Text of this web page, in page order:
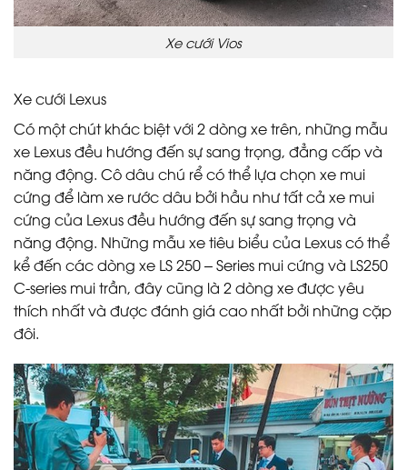
Xe cưới Vios
Xe cưới Lexus
Có một chút khác biệt với 2 dòng xe trên, những mẫu
xe Lexus đều hướng đến sự sang trọng, đẳng cấp và
năng động. Cô dâu chú rể có thể lựa chọn xe mui
cứng để làm xe rước dâu bởi hầu như tất cả xe mui
cứng của Lexus đều hướng đến sự sang trọng và
năng động. Những mẫu xe tiêu biểu của Lexus có thể
kể đến các dòng xe LS 250 – Series mui cứng và LS250
C-series mui trần, đây cũng là 2 dòng xe được yêu
thích nhất và được đánh giá cao nhất bởi những cặp
đôi.